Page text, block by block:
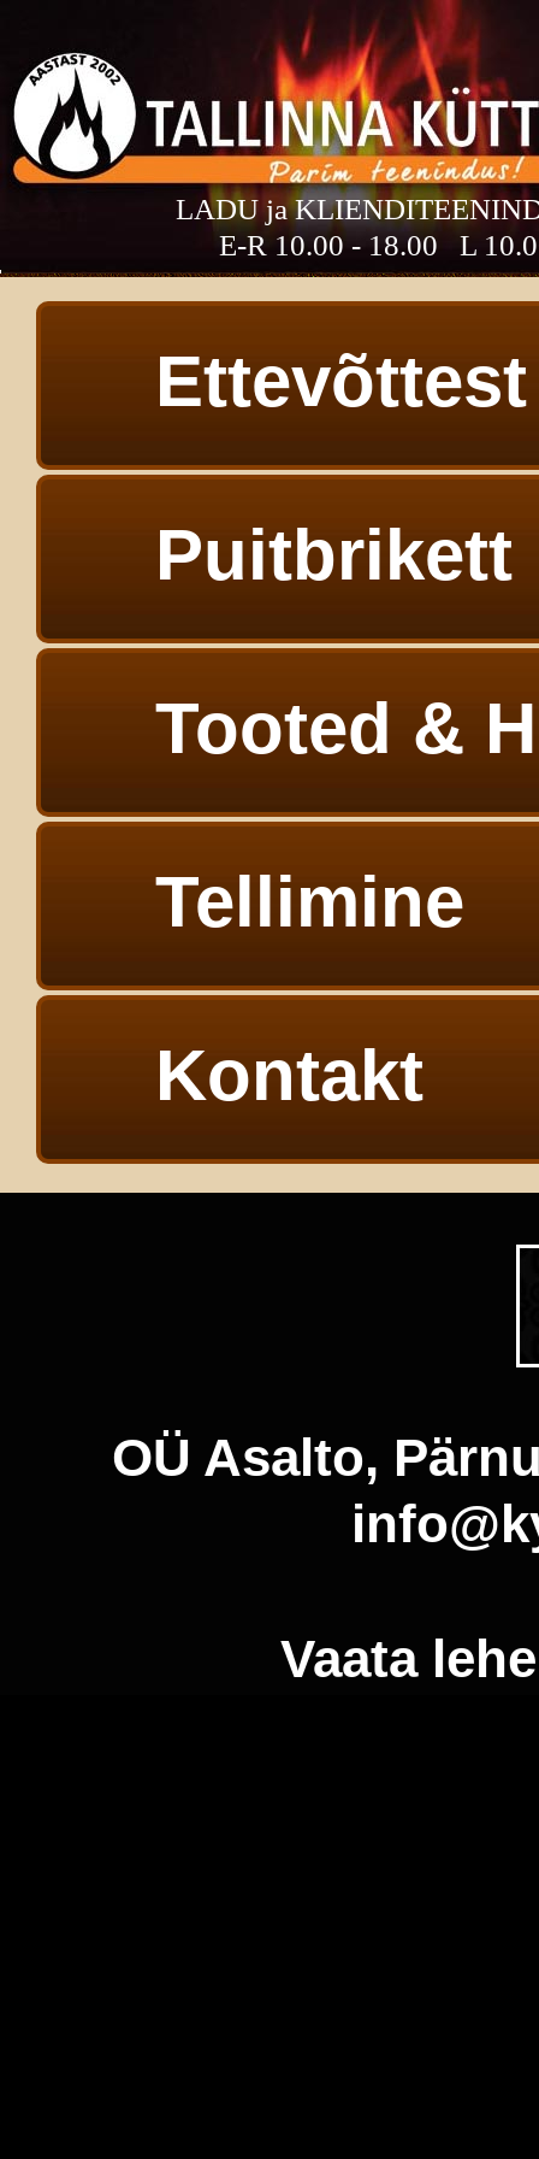
LADU ja
E-R 10.00 - 18.00 L
Ettevõttest
Puitbrikett
Tooted &
Tellimine
Kontakt
OÜ Asalto,
Vaata